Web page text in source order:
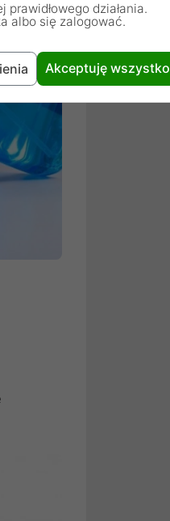
działania.
albo się zalogować.
Akceptuję wszystko